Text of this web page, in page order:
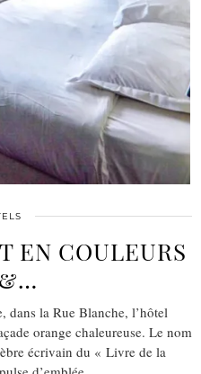
EN COULEURS
la Rue Blanche, l’hôtel
orange chaleureuse. Le nom
écrivain du « Livre de la